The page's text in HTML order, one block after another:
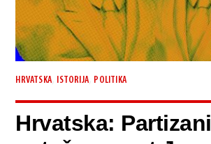
HRVATSKA ISTORIJA POLITIKA
Hrvatska: